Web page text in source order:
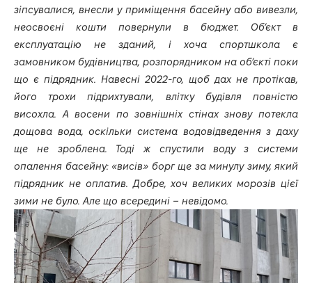
зіпсувалися, внесли у приміщення басейну або вивезли,
неосвоєні кошти повернули в бюджет. Об’єкт в
експлуатацію не зданий, і хоча спортшкола є
замовником будівництва, розпорядником на об’єкті поки
що є підрядник. Навесні 2022-го, щоб дах не протікав,
його трохи підрихтували, влітку будівля повністю
висохла. А восени по зовнішніх стінах знову потекла
дощова вода, оскільки система водовідведення з даху
ще не зроблена. Тоді ж спустили воду з системи
опалення басейну: «висів» борг ще за минулу зиму, який
підрядник не оплатив. Добре, хоч великих морозів цієї
зими не було. Але що всередині – невідомо.